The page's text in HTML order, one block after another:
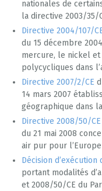
nationales de
la directive 2003/35/
Directive 2004/107/
du 15 décembre
mercure, le nickel
polycycliques dans
Directive 2007/2/CE
14 mars 2007
géographique dans
Directive 2008/50/CE
du 21 mai 2008
air pur pour l’Europe
Décision
portant modalités
et 2008/50/CE du